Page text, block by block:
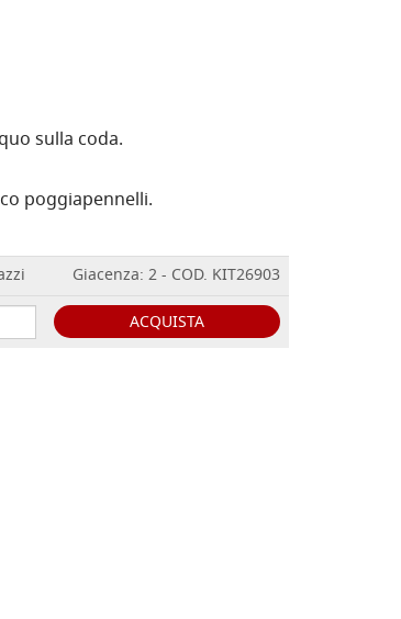
sulla coda.
poggiapennelli.
Giacenza: 2 - COD. KIT26903
ACQUISTA